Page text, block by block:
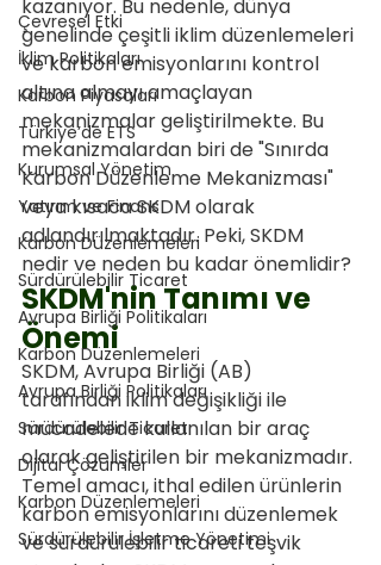
Çevresel Etki
İklim Politikaları
Karbon Piyasaları
Türkiye’de ETS
Kurumsal Yönetim
Yatırım ve Finans
Karbon Düzenlemeleri
Sürdürülebilir Ticaret
Avrupa Birliği Politikaları
Karbon Düzenlemeleri
Avrupa Birliği Politikaları
Sürdürülebilir Ticaret
Dijital Çözümler
Karbon Düzenlemeleri
Sürdürülebilir İşletme Yönetimi
kazanıyor. Bu nedenle, dünya
genelinde çeşitli iklim düzenlemeleri
ve karbon emisyonlarını kontrol
altına almayı amaçlayan
mekanizmalar geliştirilmekte. Bu
mekanizmalardan biri de "Sınırda
Karbon Düzenleme Mekanizması"
veya kısaca SKDM olarak
adlandırılmaktadır. Peki, SKDM
nedir ve neden bu kadar önemlidir?
SKDM'nin Tanımı ve
Önemi
SKDM, Avrupa Birliği (AB)
tarafından iklim değişikliği ile
mücadelede kullanılan bir araç
olarak geliştirilen bir mekanizmadır.
Temel amacı, ithal edilen ürünlerin
karbon emisyonlarını düzenlemek
ve sürdürülebilir ticareti teşvik